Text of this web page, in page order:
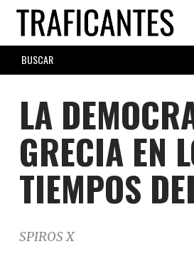
Skip
main
content
SEARCH
FORM
LA
GRECIA EN
TIEMPOS
SPIROS X